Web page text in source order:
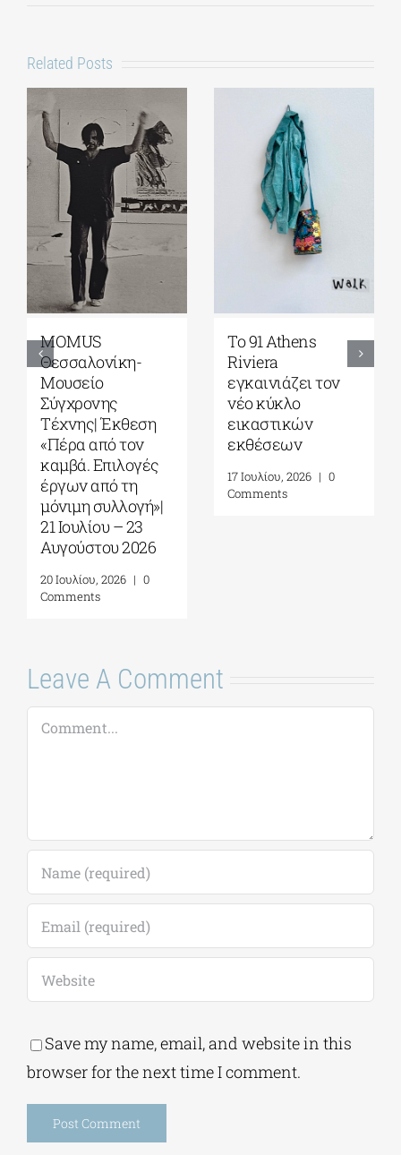
Related Posts
Γκαλερί
Ζουμπουλάκη|
Σοφία
Παπακώστα-
Things to hold| 17
Σεπτεμβρίου – 10
Οκτωβρίου 2026
30 Ιουλίου, 2026
Comments
Έρχεται το
Platforms Project
2026| 17-20
Σεπτεμβρίου στο
Καπνεργοστάσιο
της Βουλής των
22 Ιουλίου, 2026
Leave A Comment
Save my name, email, and website in this
browser for the next time I comment.
Alternative:
how your comment data is processed.